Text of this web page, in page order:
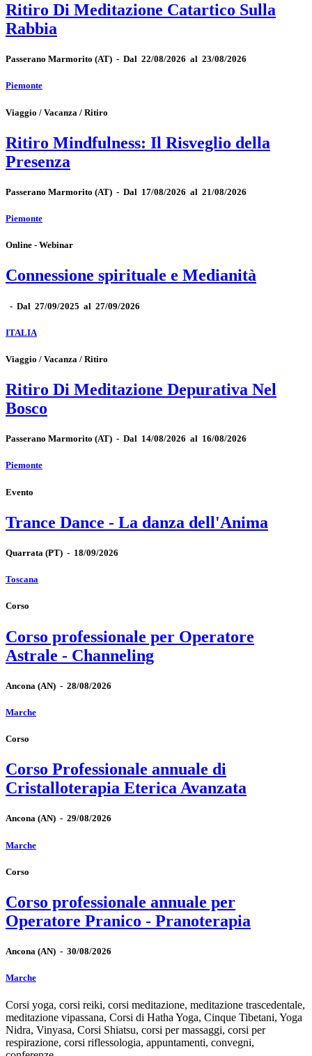
Ritiro Di Meditazione Catartico Sulla
Rabbia
Passerano Marmorito (AT) - Dal 22/08/2026 al 23/08/2026
Piemonte
Viaggio / Vacanza / Ritiro
Ritiro Mindfulness: Il Risveglio della
Presenza
Passerano Marmorito (AT) - Dal 17/08/2026 al 21/08/2026
Piemonte
Online - Webinar
Connessione spirituale e Medianità
- Dal 27/09/2025 al 27/09/2026
ITALIA
Viaggio / Vacanza / Ritiro
Ritiro Di Meditazione Depurativa Nel
Bosco
Passerano Marmorito (AT) - Dal 14/08/2026 al 16/08/2026
Piemonte
Evento
Trance Dance - La danza dell'Anima
Quarrata (PT) - 18/09/2026
Toscana
Corso
Corso professionale per Operatore
Astrale - Channeling
Ancona (AN) - 28/08/2026
Marche
Corso
Corso Professionale annuale di
Cristalloterapia Eterica Avanzata
Ancona (AN) - 29/08/2026
Marche
Corso
Corso professionale annuale per
Operatore Pranico - Pranoterapia
Ancona (AN) - 30/08/2026
Marche
Corsi yoga, corsi reiki, corsi meditazione, meditazione trascedentale,
meditazione vipassana, Corsi di Hatha Yoga, Cinque Tibetani, Yoga
Nidra, Vinyasa, Corsi Shiatsu, corsi per massaggi, corsi per
respirazione, corsi riflessologia, appuntamenti, convegni,